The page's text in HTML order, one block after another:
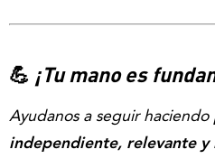
💪 ¡Tu mano es
Ayudanos a seguir haciendo
independiente, relevante y